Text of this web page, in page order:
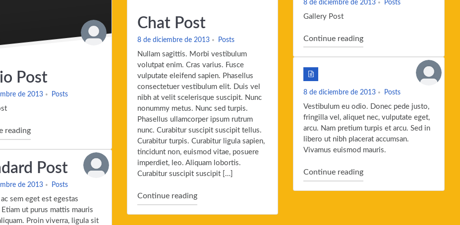
8 de diciembre de 2013
Posts
Gallery Post
Continue reading"Gallery Post"
Chat Post
8 de diciembre de 2013
Posts
Nullam sagittis. Morbi vestibulum
volutpat enim. Cras varius. Fusce
vulputate eleifend sapien. Phasellus
consectetuer vestibulum elit. Duis vel
nibh at velit scelerisque suscipit. Nunc
nonummy metus. Nunc sed turpis.
Phasellus ullamcorper ipsum rutrum
nunc. Curabitur suscipit suscipit tellus.
Curabitur turpis. Curabitur ligula sapien,
tincidunt non, euismod vitae, posuere
imperdiet, leo. Aliquam lobortis.
Curabitur suscipit suscipit […]
Continue reading"Chat Post"
Post
de 2013
Posts
reading"Audio Post"
8 de diciembre de 2013
Posts
Vestibulum eu odio. Donec pede justo,
fringilla vel, aliquet nec, vulputate eget,
arcu. Nam pretium turpis et arcu. Sed in
libero ut nibh placerat accumsan.
Vivamus euismod mauris.
Continue reading"Aside Post"
Post
de 2013
Posts
ac sem eget est egestas
ut purus mattis mauris
Proin viverra, ligula sit